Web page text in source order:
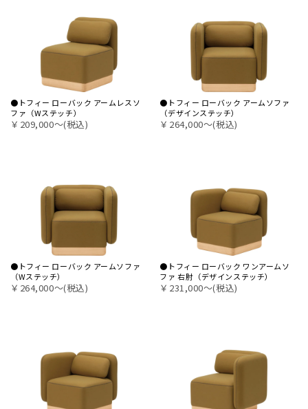
●トフィー ローバック アームレスソ
ファ（Wステッチ）
￥209,000〜(税込)
●トフィー ローバック アームソファ
（デザインステッチ）
￥264,000〜(税込)
●トフィー ローバック アームソファ
（Wステッチ）
￥264,000〜(税込)
●トフィー ローバック ワンアームソ
ファ 右肘（デザインステッチ）
￥231,000〜(税込)